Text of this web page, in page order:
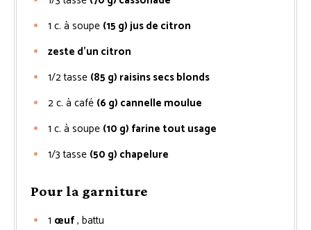
1 c. à soupe (15 g) jus de citron
zeste d’un citron
1/2tasse (85 g) raisins secs blonds
2c. à café (6 g) cannelle moulue
1 c. à soupe (10 g) farine tout usage
1/3tasse (50 g) chapelure
Pour la garniture
1 œuf, battu